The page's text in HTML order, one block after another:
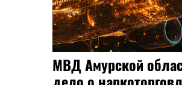
Обвиняемую в